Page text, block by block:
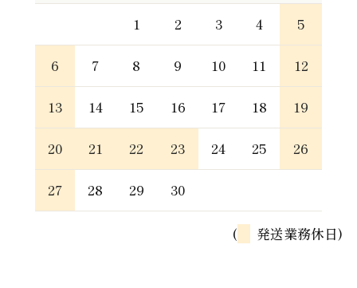
1 2 3 4 5
6 7 8 9 10 11 12
13 14 15 16 17 18 19
20 21 22 23 24 25 26
27 28 29 30
( 発送業務休日)